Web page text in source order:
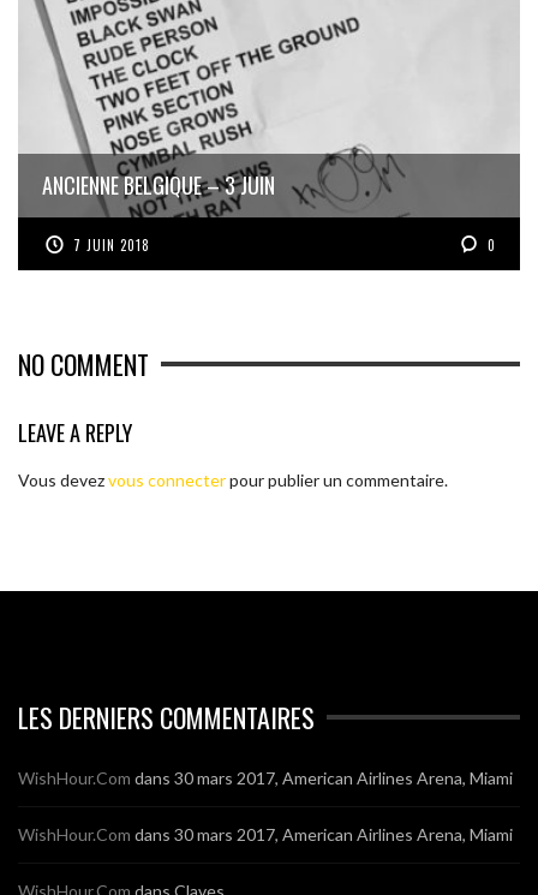
ANCIENNE BELGIQUE – 3 JUIN
7 JUIN 2018 0
NO COMMENT
LEAVE A REPLY
Vous devezvous connecterpour publier un commentaire.
LES DERNIERS COMMENTAIRES
WishHour.Com dans 30 mars 2017, American Airlines Arena, Miami
WishHour.Com dans 30 mars 2017, American Airlines Arena, Miami
WishHour.Com dans Claves